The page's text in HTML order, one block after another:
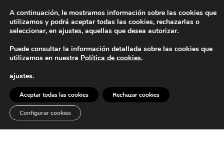
Aviso Legal Política de privacidad Política de cookies
A continuación, le mostramos información sobre las cookies que
utilizamos y podrá aceptar todas las cookies, rechazarlas o
seleccionar, en ajustes, aquellas que desea autorizar.
Puede consultar la información detallada sobre las cookies que
utilizamos en nuestra Política de cookies.
ajustes.
Aceptar todas las cookies Rechazar cookies
Configurar cookies